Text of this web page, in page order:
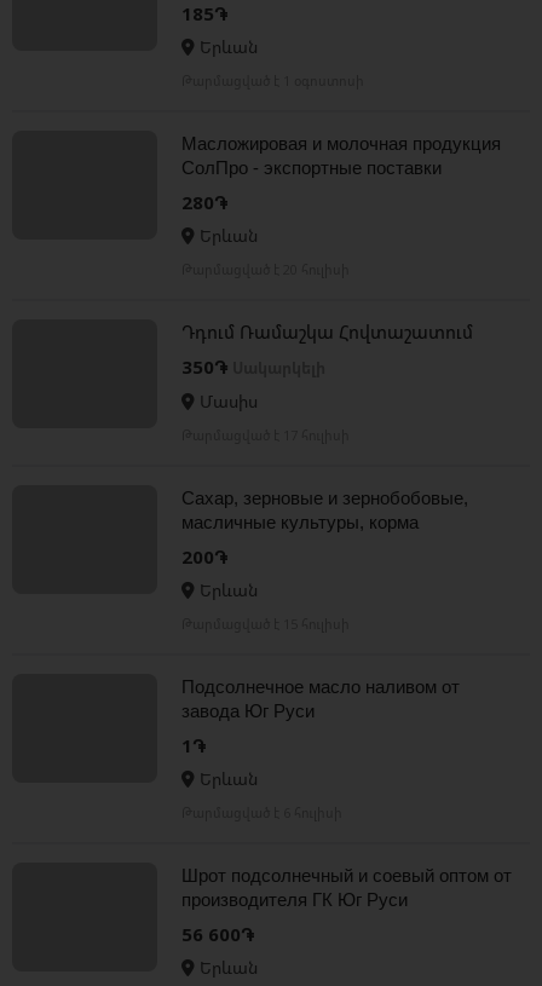
185֏
Երևան
Масложировая и молочная продукция
СолПро - экспортные поставки
280֏
Երևան
Դդում Ռամաշկա Հովտաշատում
350֏
Մասիս
Сахар, зерновые и зернобобовые,
масличные культуры, корма
200֏
Երևան
Подсолнечное масло наливом от
завода Юг Руси
1֏
Երևան
Шрот подсолнечный и соевый оптом от
производителя ГК Юг Руси
56 600֏
Երևան